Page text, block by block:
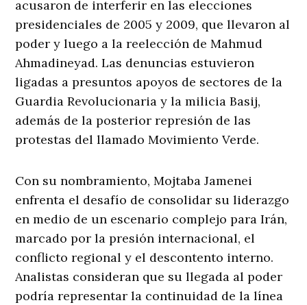
acusaron de interferir en las elecciones
presidenciales de 2005 y 2009, que llevaron al
poder y luego a la reelección de Mahmud
Ahmadineyad. Las denuncias estuvieron
ligadas a presuntos apoyos de sectores de la
Guardia Revolucionaria y la milicia Basij,
además de la posterior represión de las
protestas del llamado Movimiento Verde.
Con su nombramiento, Mojtaba Jamenei
enfrenta el desafío de consolidar su liderazgo
en medio de un escenario complejo para Irán,
marcado por la presión internacional, el
conflicto regional y el descontento interno.
Analistas consideran que su llegada al poder
podría representar la continuidad de la línea